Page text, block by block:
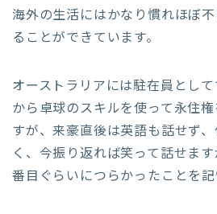
海外の生活にはかなり慣れほぼ
ることができています。
オーストラリアには駐在員とし
から卓球のスキルを使って永住
すが、来豪直後は英語も話せず
く、今振り返れば笑って話せま
番目ぐらいにつらかったことを記